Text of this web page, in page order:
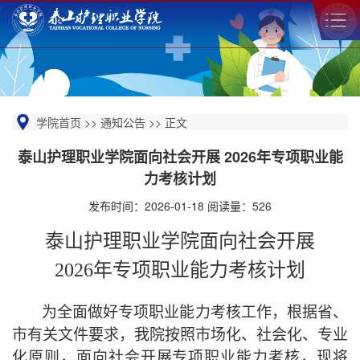
学院首页 >> 通知公告 >> 正文
泰山护理职业学院面向社会开展 2026年专项职业能
力考核计划
发布时间：2026-01-18 阅读量： 526
泰山护理职业学院面向社会开展
2026年专项职业能力考核计划
为全面做好专项职业能力考核工作，根据省、
市有关文件要求，我院按照市场化、社会化、专业